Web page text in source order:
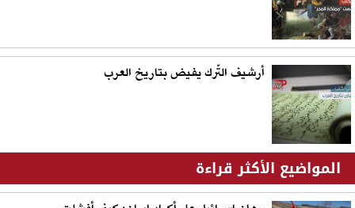
أرشيف التّرك يفيض بتاريخ العرب
المواضيع الأكثر قراءة